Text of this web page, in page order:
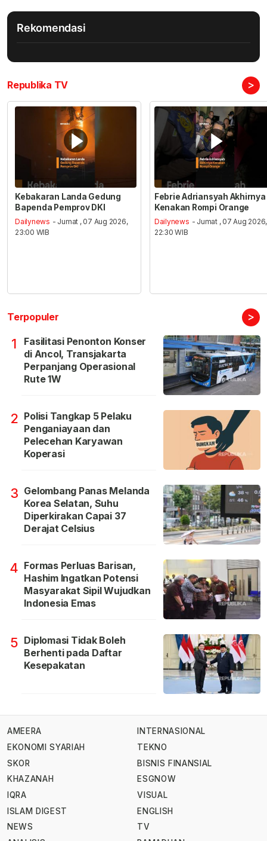
Rekomendasi
Republika TV >
Kebakaran Landa Gedung
Bapenda Pemprov DKI
Dailynews - Jumat , 07 Aug 2026,
23:00 WIB
Febrie Adriansyah Akhirnya
Kenakan Rompi Orange
Dailynews - Jumat , 07 Aug 2026,
22:30 WIB
Terpopuler >
1
Fasilitasi Penonton Konser
di Ancol, Transjakarta
Perpanjang Operasional
Rute 1W
2 Polisi Tangkap 5 Pelaku
Penganiayaan dan
Pelecehan Karyawan
Koperasi
3 Gelombang Panas Melanda
Korea Selatan, Suhu
Diperkirakan Capai 37
Derajat Celsius
4 Formas Perluas Barisan,
Hashim Ingatkan Potensi
Masyarakat Sipil Wujudkan
Indonesia Emas
5 Diplomasi Tidak Boleh
Berhenti pada Daftar
Kesepakatan
AMEERA
EKONOMI SYARIAH
SKOR
KHAZANAH
IQRA
ISLAM DIGEST
NEWS
INTERNASIONAL
TEKNO
BISNIS FINANSIAL
ESGNOW
VISUAL
ENGLISH
TV